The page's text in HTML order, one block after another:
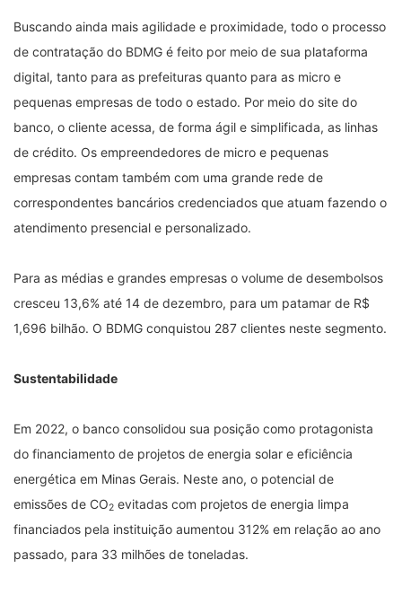
Buscando ainda mais agilidade e proximidade, todo o processo
de contratação do BDMG é feito por meio de sua plataforma
digital, tanto para as prefeituras quanto para as micro e
pequenas empresas de todo o estado. Por meio do site do
banco, o cliente acessa, de forma ágil e simplificada, as linhas
de crédito. Os empreendedores de micro e pequenas
empresas contam também com uma grande rede de
correspondentes bancários credenciados que atuam fazendo o
atendimento presencial e personalizado.
Para as médias e grandes empresas o volume de desembolsos
cresceu 13,6% até 14 de dezembro, para um patamar de R$
1,696 bilhão. O BDMG conquistou 287 clientes neste segmento.
Sustentabilidade
Em 2022, o banco consolidou sua posição como protagonista
do financiamento de projetos de energia solar e eficiência
energética em Minas Gerais. Neste ano, o potencial de
emissões de CO2 evitadas com projetos de energia limpa
financiados pela instituição aumentou 312% em relação ao ano
passado, para 33 milhões de toneladas.